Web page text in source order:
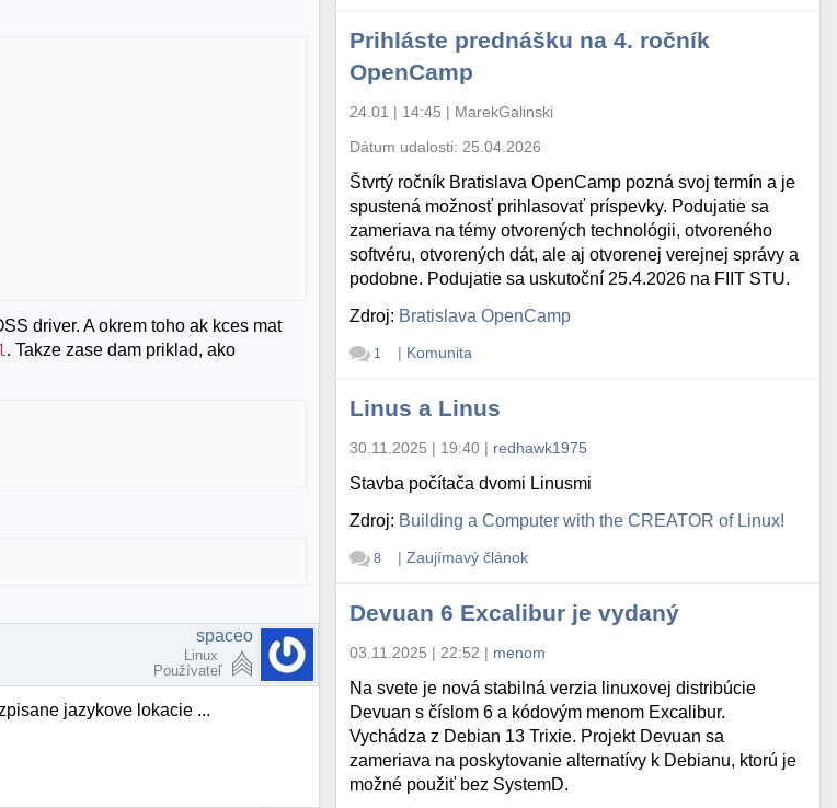
driver. A okrem toho ak kces mat
. Takze zase dam priklad, ako
spaceo
Linux
Používateľ
jazykove lokacie ...
Prihláste prednášku na 4. ročník
OpenCamp
24.01 | 14:45 | MarekGalinski
Dátum udalosti: 25.04.2026
Štvrtý ročník Bratislava OpenCamp pozná svoj termín a je
spustená možnosť prihlasovať príspevky. Podujatie sa
zameriava na témy otvorených technológii, otvoreného
softvéru, otvorených dát, ale aj otvorenej verejnej správy a
podobne. Podujatie sa uskutoční 25.4.2026 na FIIT STU.
Zdroj: Bratislava OpenCamp
1 | Komunita
Linus a Linus
30.11.2025 | 19:40 | redhawk1975
Stavba počítača dvomi Linusmi
Zdroj: Building a Computer with the CREATOR of Linux!
8 | Zaujímavý článok
Devuan 6 Excalibur je vydaný
03.11.2025 | 22:52 | menom
Na svete je nová stabilná verzia linuxovej distribúcie
Devuan s číslom 6 a kódovým menom Excalibur.
Vychádza z Debian 13 Trixie. Projekt Devuan sa
zameriava na poskytovanie alternatívy k Debianu, ktorú je
možné použiť bez SystemD.